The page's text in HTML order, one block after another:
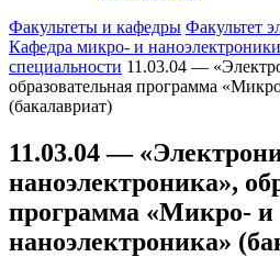
Факультеты и кафедры Факультет
Кафедра микро- и наноэлектроники
специальности 11.03.04 —
образовательная программа
(бакалавриат)
11.03.04 —
наноэлектроника»,
программа «Микро- и
наноэлектроника»